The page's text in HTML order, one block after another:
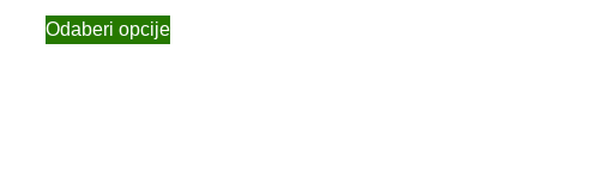
Odaberi opcije